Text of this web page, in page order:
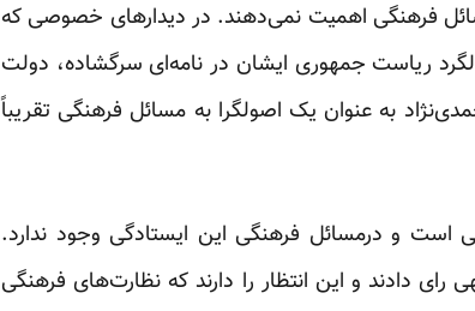
فرهنگی اهمیت نمی‌دهند. در دیدار‌های خصوصی که
ریاست جمهوری ایشان در نامه‌ای سرگشاده، دولت
به عنوان یک اصولگرا به مسائل فرهنگی تقریباً
است و درمسائل فرهنگی این ایستادگی وجود ندارد.
دادند و این انتظار را دارند که نظارت‌های فرهنگی